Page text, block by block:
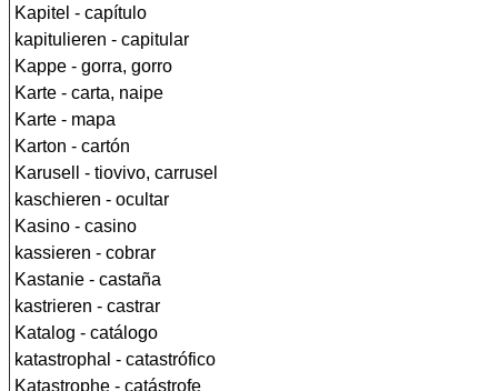
Kapitel - capítulo
kapitulieren - capitular
Kappe - gorra, gorro
Karte - carta, naipe
Karte - mapa
Karton - cartón
Karusell - tiovivo, carrusel
kaschieren - ocultar
Kasino - casino
kassieren - cobrar
Kastanie - castaña
kastrieren - castrar
Katalog - catálogo
katastrophal - catastrófico
Katastrophe - catástrofe